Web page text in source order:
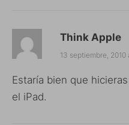
Think Apple
13 septiembre, 2010
Estaría bien que
el iPad.